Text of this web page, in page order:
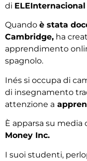
di ELEInternacional
Quando è stata
Cambridge, ha
apprendimento
spagnolo.
Inés si occupa di
di insegnamento
attenzione a
È apparsa su media
Money Inc.
I suoi studenti,